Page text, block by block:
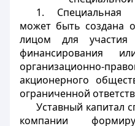
1. Специальная
может быть создана
лицом для участия
финансирования
акционерного
ограниченной
Уставный капитал
компании